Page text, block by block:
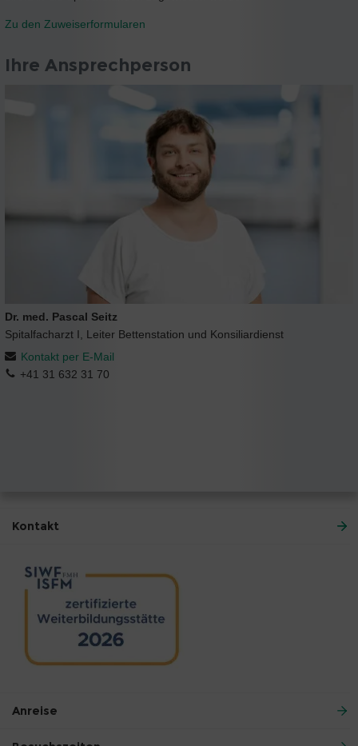
Zu den Zuweiserformularen
Ihre Ansprechperson
Dr. med. Pascal Seitz
Spitalfacharzt I, Leiter Bettenstation und Konsiliardienst
Kontakt per E-Mail
+41 31 632 31 70
Kontakt
Anreise